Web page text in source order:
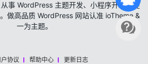
事 WordPress 主题开发、小程序开发，提
做高品质 WordPress 网站认准 ioTheme &
一为主题。
户协议 帮助中心 更新日志